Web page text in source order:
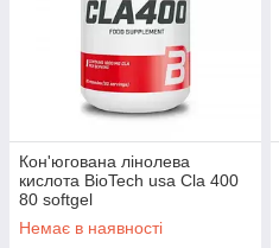
Кон'югована лінолева
кислота BioTech usa Cla 400
80 softgel
Немає в наявності